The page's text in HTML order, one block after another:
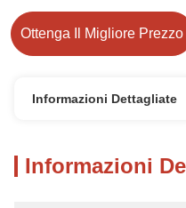
Ottenga Il Migliore Prezzo
Informazioni Dettagliate
Informazioni